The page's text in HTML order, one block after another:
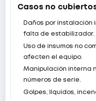
Casos no
Daños por
falta de estabilizador.
Uso de insumos no
afecten el equipo.
Manipulación interna
números de serie.
Golpes, líquidos,